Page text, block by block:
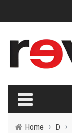
Home › D ›